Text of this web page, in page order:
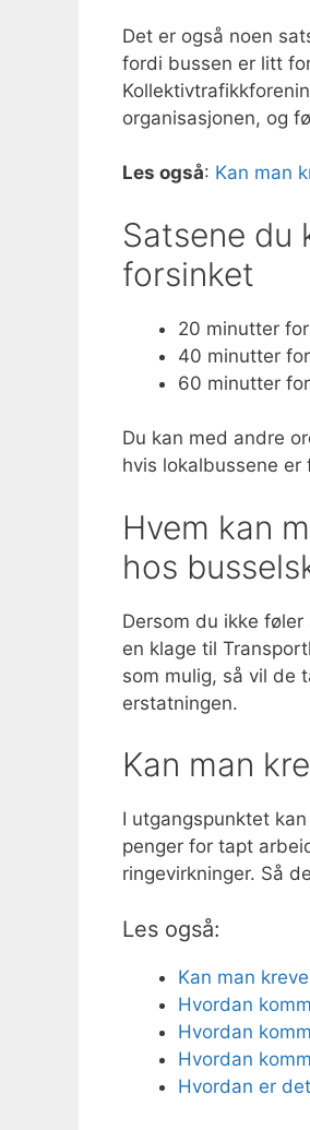
Det er også noen
fordi bussen er litt
organisasjonen, og
Les også: Kan man
Satsene du
forsinket
20 minutter
40 minutter
60 minutter
Du kan med andre
hvis lokalbussene er
Hvem kan
hos
Dersom du ikke
en klage til
som mulig, så vil de
erstatningen.
Kan man
I utgangspunktet
penger for tapt
ringevirkninger. Så
Les også:
Kan man
Hvordan
Hvordan
Hvordan
Hvordan er